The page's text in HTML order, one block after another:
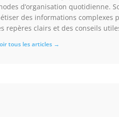
d’organisation quotidienne.
des informations complexes
repères clairs et des conseils
tous les articles →